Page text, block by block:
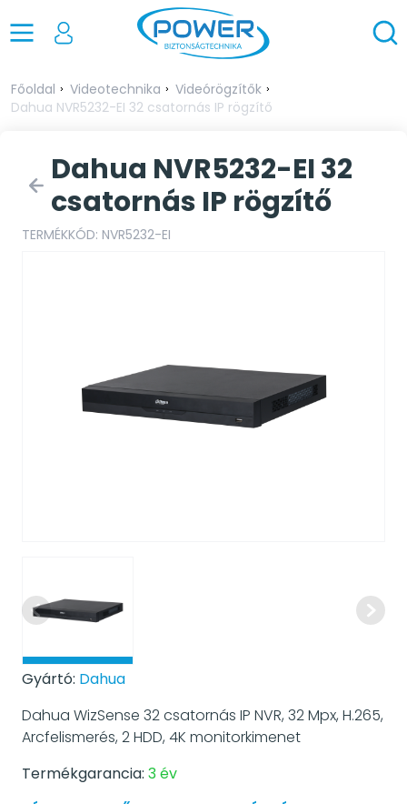
Főoldal Videotechnika
Videórögzítők
Dahua NVR5232-EI 32 csatornás IP rögzítő
Dahua NVR5232-EI 32
csatornás IP rögzítő
TERMÉKKÓD: NVR5232-EI
Gyártó: Dahua
Dahua WizSense 32 csatornás IP NVR, 32 Mpx, H.265,
Arcfelismerés, 2 HDD, 4K monitorkimenet
Termékgarancia: 3 év